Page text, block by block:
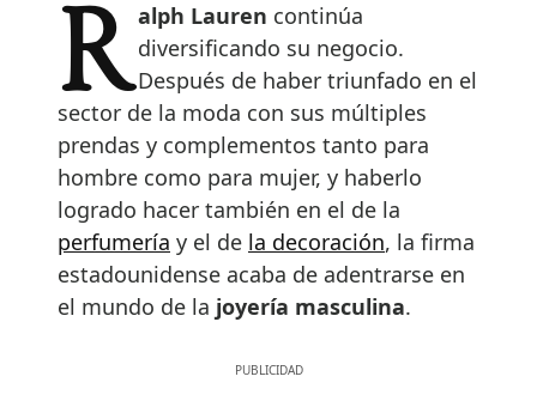
Ralph Lauren continúa
diversificando su negocio.
Después de haber triunfado en el
sector de la moda con sus múltiples
prendas y complementos tanto para
hombre como para mujer, y haberlo
logrado hacer también en el de la
perfumería y el de la decoración, la firma
estadounidense acaba de adentrarse en
el mundo de la joyería masculina.